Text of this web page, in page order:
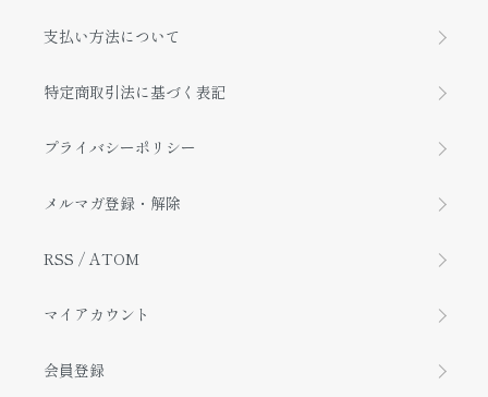
支払い方法について
特定商取引法に基づく表記
プライバシーポリシー
メルマガ登録・解除
RSS / ATOM
マイアカウント
会員登録